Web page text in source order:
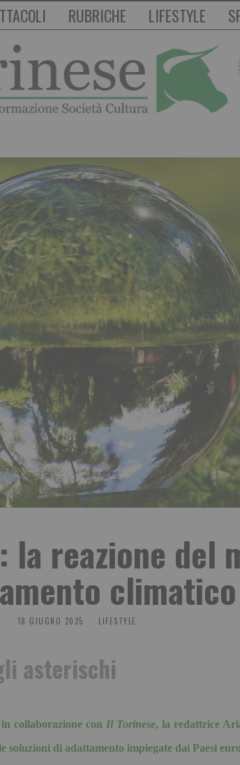
RUBRICHE LIFESTYLE
la reazione del
climatico
18 GIUGNO 2025 LIFESTYLE
asterischi
collaborazione con Il Torinese, la redattrice
soluzioni di adattamento impiegate dai Paesi